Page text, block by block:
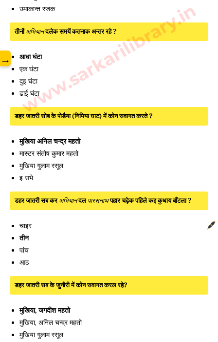
उमाकान्त रजक
तीनों अभियानदलेक समयें कतनाक अन्तर रहे ?
आधा घंटा
एक घंटा
दुइ घंटा
ढाई घंटा
डहर जातरी सोब के पोडैया (निमिया घाट) में कोन सवागत करते ?
मुखिया अनिल चन्द्र महतो
मास्टर संतोष कुमार महतो
मुखिया गुलाम रसूल
इ सभे
डहर जातरी सब कर अभियानदल पारसनाथपहार चढ़ेक पहिले कइ कुधाय बाँटला ?
चाइर
तीन
पांच
आठ
डहर जातरी सब के जुनौरी में कोन सवागत करल रहे?
मुखिया, जगदीश महतो
मुखिया, अनिल चन्द्र महतो
मुखिया गुलाम रसूल
www.sarkarilibrary.in
→